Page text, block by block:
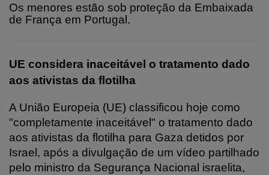
Os menores estão sob proteção da Embaixada
de França em Portugal.
UE considera inaceitável o tratamento dado
aos ativistas da flotilha
A União Europeia (UE) classificou hoje como
"completamente inaceitável" o tratamento dado
aos ativistas da flotilha para Gaza detidos por
Israel, após a divulgação de um vídeo partilhado
pelo ministro da Segurança Nacional israelita,